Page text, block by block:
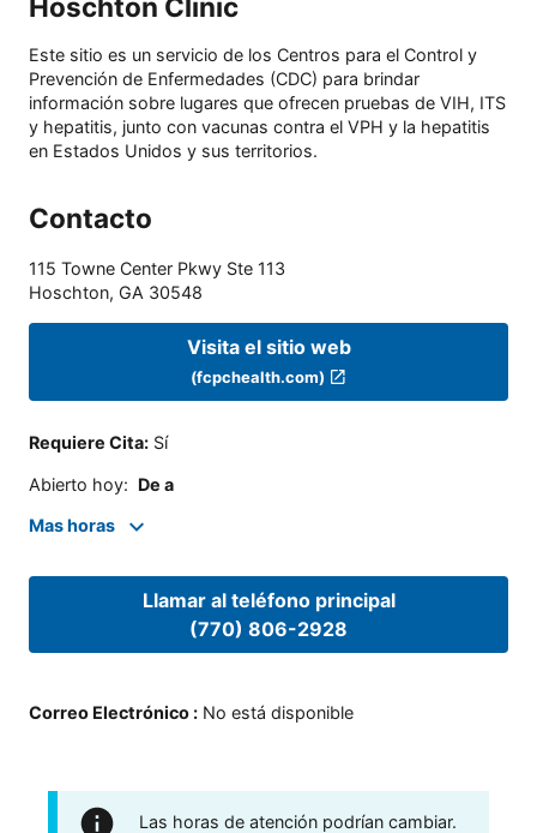
Este sitio es un servicio de los Centros para el Control y
Prevención de Enfermedades (CDC) para brindar
información sobre lugares que ofrecen pruebas de VIH, ITS
y hepatitis, junto con vacunas contra el VPH y la hepatitis
en Estados Unidos y sus territorios.
Contacto
115 Towne Center Pkwy Ste 113
Hoschton, GA 30548
Visita el sitio web
(fcpchealth.com)
Requiere Cita: Sí
Abierto hoy: De a
Mas horas
Llamar al teléfono principal
(770) 806-2928
Correo Electrónico : No está disponible
Las horas de atención podrían cambiar.